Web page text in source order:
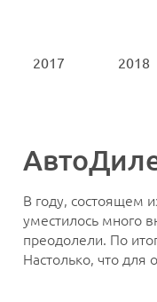
2017 2018
В году, состоящем
уместилось много
преодолели. По
Настолько, что для